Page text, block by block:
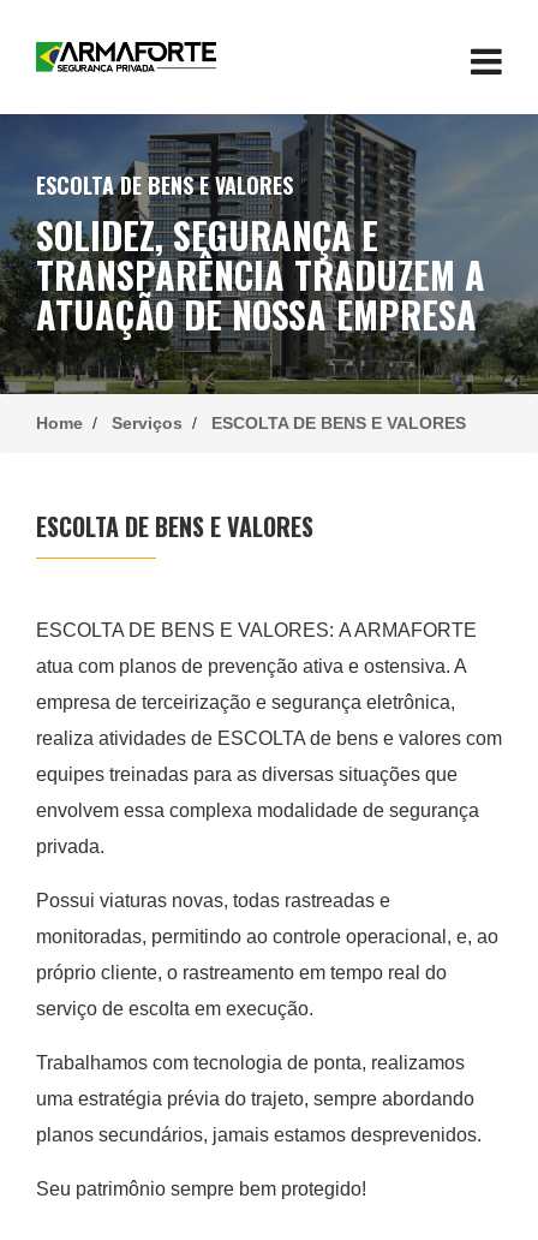
ESCOLTA DE BENS E VALORES
SOLIDEZ, SEGURANÇA E
TRANSPARÊNCIA TRADUZEM A
ATUAÇÃO DE NOSSA EMPRESA
Home / Serviços / ESCOLTA DE BENS E VALORES
ESCOLTA DE BENS E VALORES
ESCOLTA DE BENS E VALORES: A ARMAFORTE
atua com planos de prevenção ativa e ostensiva. A
empresa de terceirização e segurança eletrônica,
realiza atividades de ESCOLTA de bens e valores com
equipes treinadas para as diversas situações que
envolvem essa complexa modalidade de segurança
privada.
Possui viaturas novas, todas rastreadas e
monitoradas, permitindo ao controle operacional, e, ao
próprio cliente, o rastreamento em tempo real do
serviço de escolta em execução.
Trabalhamos com tecnologia de ponta, realizamos
uma estratégia prévia do trajeto, sempre abordando
planos secundários, jamais estamos desprevenidos.
Seu patrimônio sempre bem protegido!